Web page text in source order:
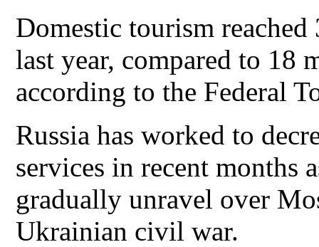
Domestic tourism
last year, compared to 18
according to the Federal
Russia has worked to
services in recent months
gradually unravel over
Ukrainian civil war.